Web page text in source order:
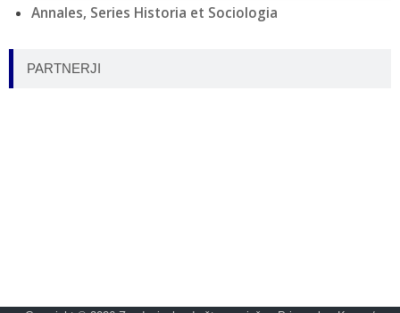
Annales, Series Historia et Sociologia
PARTNERJI